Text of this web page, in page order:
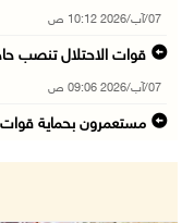
07/آب/2026 10:12 ص
قوات الاحتلال تنصب
07/آب/2026 09:06 ص
مستعمرون بحماية
الاحتلال يقتحم بلدة